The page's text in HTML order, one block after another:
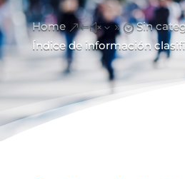
Home &#x39; Sin
Índice de información